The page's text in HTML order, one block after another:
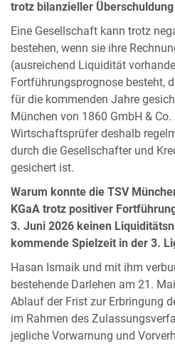
trotz bilanzieller
Eine Gesellschaft kann trotz
bestehen, wenn sie ihre
(ausreichend Liquidität
Fortführungsprognose besteht,
für die kommenden Jahre
München von 1860 GmbH &
Wirtschaftsprüfer deshalb
durch die Gesellschafter und
gesichert ist.
Warum konnte die TSV
KGaA trotz positiver
3. Juni 2026 keinen
kommende Spielzeit in der 3.
Hasan Ismaik und mit ihm
bestehende Darlehen am 21.
Ablauf der Frist zur Erbringung
im Rahmen des
jegliche Vorwarnung und